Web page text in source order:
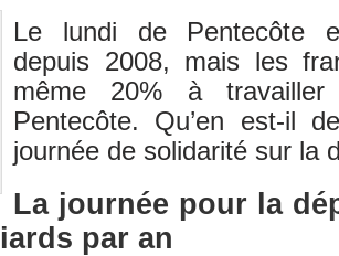
Le lundi de Pentecôte
depuis 2008, mais les
même 20% à
Pentecôte. Qu’en est-il
journée de solidarité sur la
La journée pour la
par an